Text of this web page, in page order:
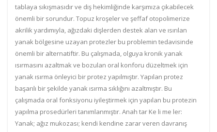
tablaya sıkışmasıdır ve diş hekimliğinde karşımıza çıkabilecek
önemli bir sorundur. Topuz kroşeler ve şeffaf otopolimerize
akrilik yardımıyla, ağızdaki dişlerden destek alan ve ısırılan
yanak bölgesine uzayan protezler bu problemin tedavisinde
önemli bir alternatiftir. Bu çalışmada, olguya kronik yanak
ısırmasını azaltmak ve bozulan oral konforu düzeltmek için
yanak ısırma önleyici bir protez yapılmıştır. Yapılan protez
başarılı bir şekilde yanak ısırma sıklığını azaltmıştır. Bu
çalışmada oral fonksiyonu iyileştirmek için yapılan bu protezin
yapılma prosedürleri tanımlanmıştır. Anah tar Ke li me ler:
Yanak; ağız mukozası; kendi kendine zarar veren davranış